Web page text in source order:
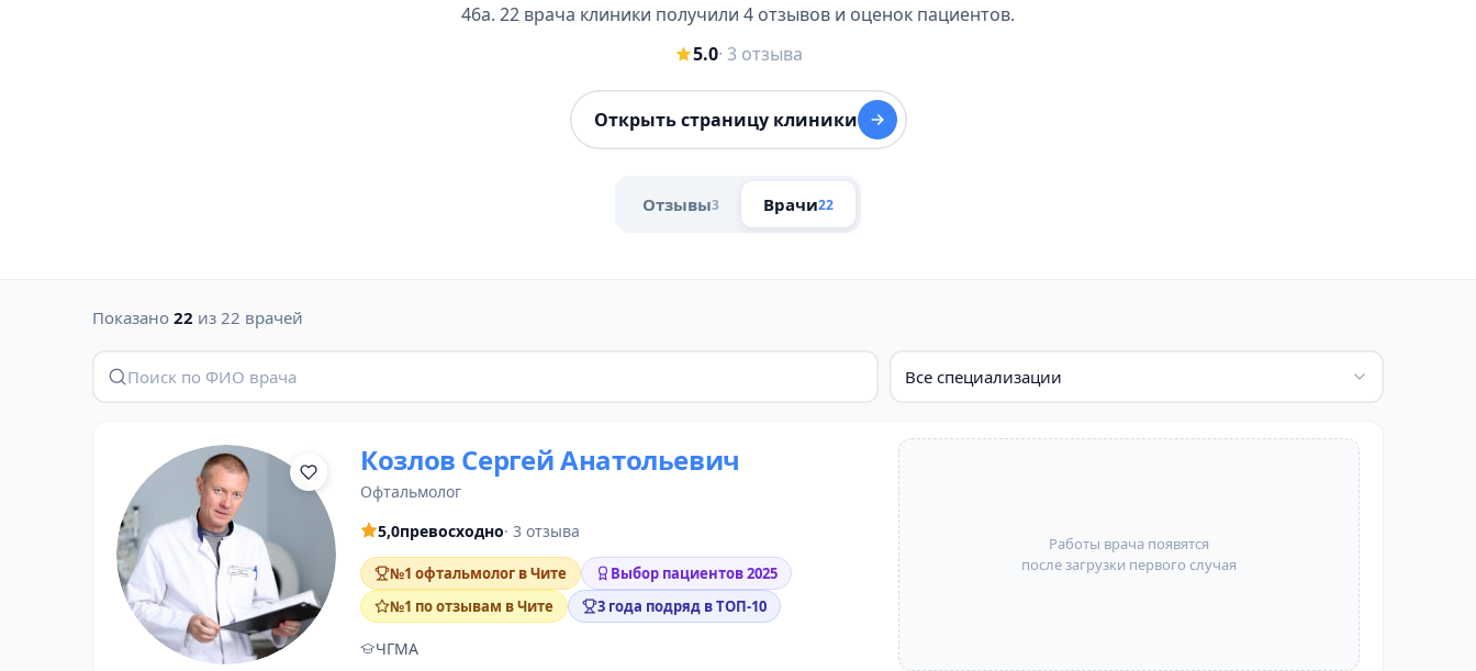
46а. 22 врача клиники получили 4 отзывов и оценок пациентов.
5.0· 3 отзыва
Открыть страницу клиники
Отзывы3 Врачи22
Показано 22 из 22 врачей
Все специализации
Козлов Сергей Анатольевич
офтальмолог
5,0превосходно· 3 отзыва
№1 офтальмолог в Чите
Выбор пациентов 2025
№1 по отзывам в Чите
3 года подряд в ТОП-10
ЧГМА
Работы врача появятся
после загрузки первого случая